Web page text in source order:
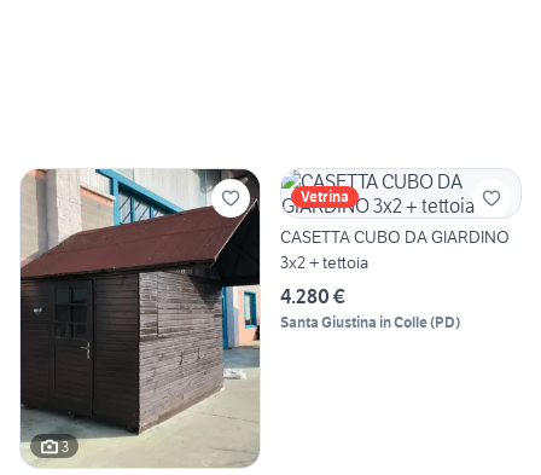
3
Vetrina
CASETTA CUBO DA GIARDINO
3x2 + tettoia
4.280 €
Santa Giustina in Colle(PD)